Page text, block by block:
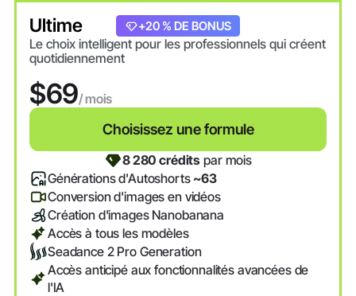
Ultime
Le choix intelligent pour les professionnels qui créent
quotidiennement
$69/ mois
Choisissez une formule
+20 % DE BONUS
8 280 crédits par mois
Générations d'Autoshorts ~63
Conversion d'images en vidéos
Création d'images Nanobanana
Accès à tous les modèles
Seadance 2 Pro Generation
Accès anticipé aux fonctionnalités avancées de
l'IA